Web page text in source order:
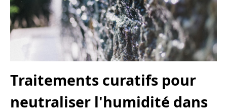
Traitements curatifs pour
neutraliser l'humidité dans